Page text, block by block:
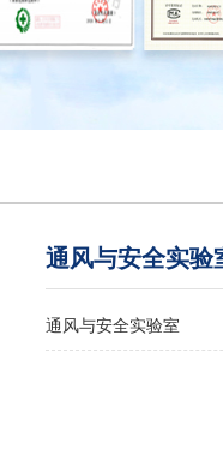
通风与安全实验
通风与安全实验室